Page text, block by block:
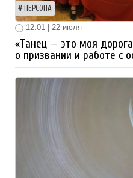
ПЕРСОНА
12:01 | 22 июля
«Танец — это моя
о призвании и работе с